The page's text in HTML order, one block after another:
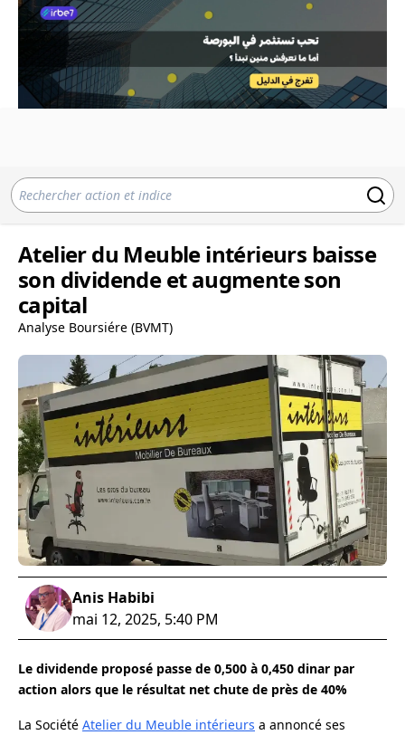
Atelier du Meuble intérieurs baisse
son dividende et augmente son
capital
Analyse Boursiére (BVMT)
Anis Habibi
mai 12, 2025, 5:40 PM
Le dividende proposé passe de 0,500 à 0,450 dinar par
action alors que le résultat net chute de près de 40%
La Société Atelier du Meuble intérieurs a annoncé ses